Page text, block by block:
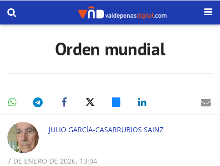
Orden mundial
JULIO GARCÍA-CASARRUBIOS SAINZ
7 DE ENERO DE 2026, 13:04